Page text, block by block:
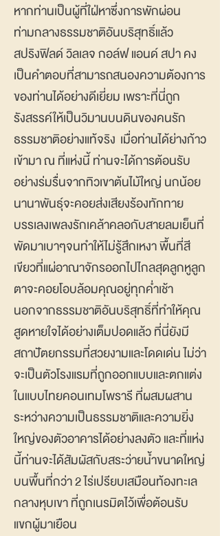
หากท่านเป็นผู้ที่ใฝ่หาซึ่งการพักผ่อน
ท่ามกลางธรรมชาติอันบริสุทธิ์แล้ว
สปริงฟิลด์ วิลเลจ กอล์ฟ แอนด์ สปา คง
เป็นคำตอบที่สามารถสนองความต้องการ
ของท่านได้อย่างดีเยี่ยม เพราะที่นี่ถูก
รังสรรค์ให้เป็นวิมานบนดินของคนรัก
ธรรมชาติอย่างแท้จริง เมื่อท่านได้ย่างก้าว
เข้ามา ณ ที่แห่งนี้ ท่านจะได้การต้อนรับ
อย่างร่มรื่นจากทิวเขาต้นไม้ใหญ่ นกน้อย
นานาพันธุ์จะคอยส่งเสียงร้องทักทาย
บรรเลงเพลงรักเคล้าคลอกับสายลมเย็นที่
พัดมาเบาๆจนทำให้ไม่รู้สึกเหงา พื้นที่สี
เขียวที่แผ่อาณาจักรออกไปไกลสุดลูกหูลูก
ตาจะคอยโอบล้อมคุณอยู่ทุกค่ำเช้า
นอกจากธรรมชาติอันบริสุทธิ์ที่ทำให้คุณ
สูดหายใจได้อย่างเต็มปอดแล้ว ที่นี่ยังมี
สถาปัตยกรรมที่สวยงามและโดดเด่น ไม่ว่า
จะเป็นตัวโรงแรมที่ถูกออกแบบและตกแต่ง
ในแบบไทยคอนเทมโพรารี ที่ผสมผสาน
ระหว่างความเป็นธรรมชาติและความยิ่ง
ใหญ่ของตัวอาคารได้อย่างลงตัว และที่แห่ง
นี้ท่านจะได้สัมผัสกับสระว่ายน้ำขนาดใหญ่
บนพื้นที่กว่า 2 ไร่เปรียบเสมือนท้องทะเล
กลางหุบเขา ที่ถูกเนรมิตไว้เพื่อต้อนรับ
แขกผู้มาเยือน